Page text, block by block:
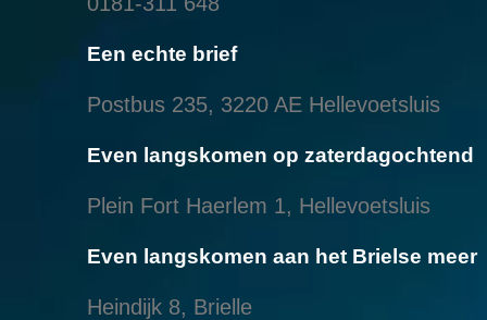
Een echte brief
Postbus 235, 3220 AE Hellevoetsluis
Even langskomen op zaterdagochtend
Plein Fort Haerlem 1, Hellevoetsluis
Even langskomen aan het Brielse meer
Heindijk 8, Brielle